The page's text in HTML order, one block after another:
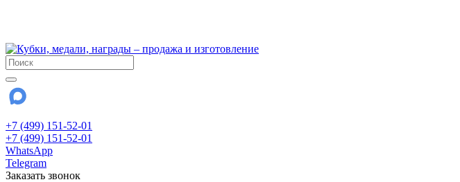
+7 (499) 151-52-01
+7 (499) 151-52-01
WhatsApp
Telegram
Заказать звонок